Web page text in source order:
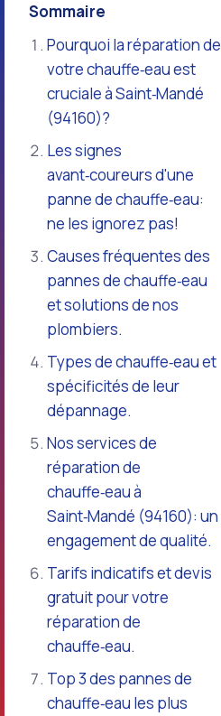
Sommaire
Pourquoi la réparation de
votre chauffe‑eau est
cruciale à Saint‑Mandé
(94160)?
Les signes
avant‑coureurs d'une
panne de chauffe‑eau:
ne les ignorez pas!
Causes fréquentes des
pannes de chauffe‑eau
et solutions de nos
plombiers.
Types de chauffe‑eau et
spécificités de leur
dépannage.
Nos services de
réparation de
chauffe‑eau à
Saint‑Mandé (94160): un
engagement de qualité.
Tarifs indicatifs et devis
gratuit pour votre
réparation de
chauffe‑eau.
Top 3 des pannes de
chauffe‑eau les plus